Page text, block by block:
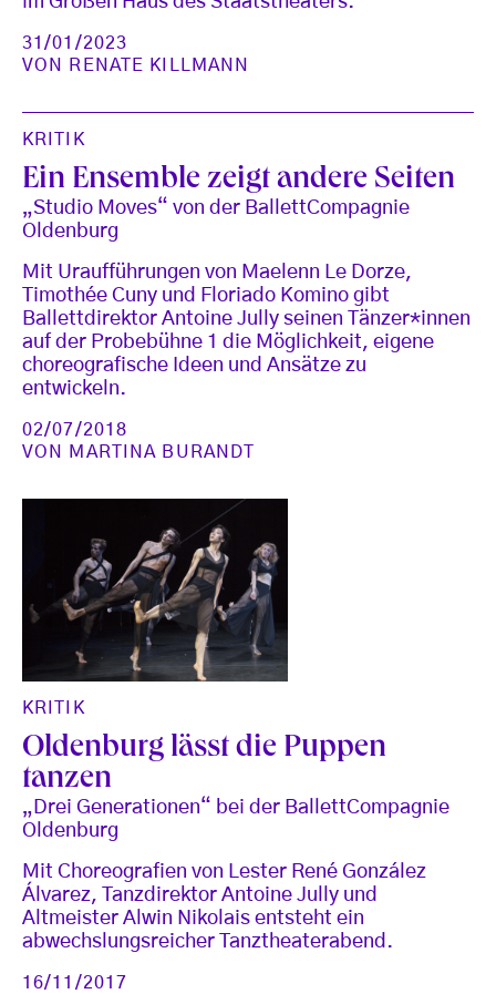
31/01/2023
VON
RENATE KILLMANN
KRITIK
Ein Ensemble zeigt andere Seiten
„Studio Moves“ von der BallettCompagnie
Oldenburg
Mit Uraufführungen von Maelenn Le Dorze,
Timothée Cuny und Floriado Komino gibt
Ballettdirektor Antoine Jully seinen Tänzer*innen
auf der Probebühne 1 die Möglichkeit, eigene
choreografische Ideen und Ansätze zu
entwickeln.
02/07/2018
VON MARTINA BURANDT
KRITIK
Oldenburg lässt die Puppen
tanzen
„Drei Generationen“ bei der BallettCompagnie
Oldenburg
Mit Choreografien von Lester René González
Álvarez, Tanzdirektor Antoine Jully und
Altmeister Alwin Nikolais entsteht ein
abwechslungsreicher Tanztheaterabend.
16/11/2017